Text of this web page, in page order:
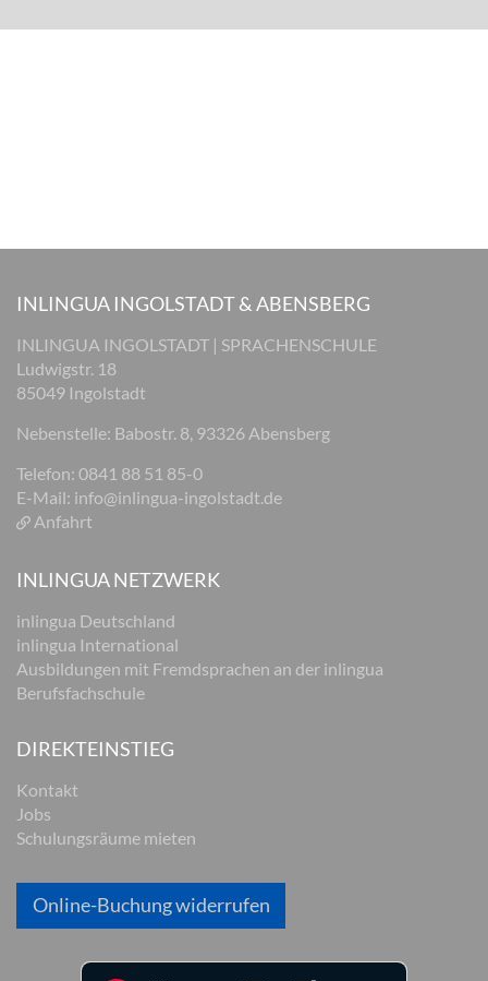
INLINGUA INGOLSTADT & ABENSBERG
INLINGUA INGOLSTADT | SPRACHENSCHULE
Ludwigstr. 18
85049 Ingolstadt
Nebenstelle: Babostr. 8, 93326 Abensberg
Telefon: 0841 88 51 85-0
E-Mail: info@inlingua-ingolstadt.de
Anfahrt
INLINGUA NETZWERK
inlingua Deutschland
inlingua International
Ausbildungen mit Fremdsprachen an der inlingua
Berufsfachschule
DIREKTEINSTIEG
Kontakt
Jobs
Schulungsräume mieten
Online-Buchung widerrufen